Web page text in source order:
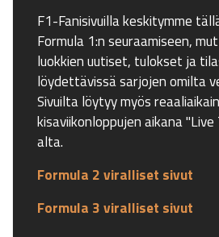
F1-Fanisivuilla keskitymme
Formula 1:n seuraamiseen,
luokkien uutiset, tulokset ja
löydettävissä sarjojen omilta
Sivuilta löytyy myös
kisaviikonloppujen aikana
alta.
Formula 2 viralliset sivut
Formula 3 viralliset sivut